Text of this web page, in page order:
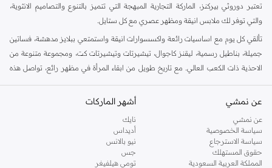
تعتبر دوروثي بيركنز، الماركة التجارية المبهجة التي تتميز بالتنوع والتصاميم الانثوية،
والتي توفر لك ملابس انيقة ومظهر عصري مع كل ستايل.
تألقي كل يوم مع اساسيات رائعة واكسسوارات انيقة واستمتعي ببلايز مدهشة، فساتين
جميلة، بناطيل رسمية، ليقنز كاجوال، تيشيرتات وتيشيرتات كت، ومجموعة متنوعة من
الاحذية ذات الكعب العالي. مع تاريخ طويل من ابقاء المرأة في مظهر رائع، تواصل هذه
كنت تقومين بتجديد خزانة ملابسك الملائمة للعمل، البحث عن فستان مثالي للحفلات او
اليه.
تسوقي دوروثي بيركنز اون لاين مسقط
تسوقي دوروثي بيركنز اون لاين من نمشي واستمتعي باكثر من الف ستايل من مجموعة
عن نمشي
عن نمشي
سياسة الخصوصية
سياسة الاسترجاع
حقوق المستهلك
المملكة العربية السعودية
أشهر الماركات
نايك
أديداس
نيو بالانس
جس
تومي هيلفيغر